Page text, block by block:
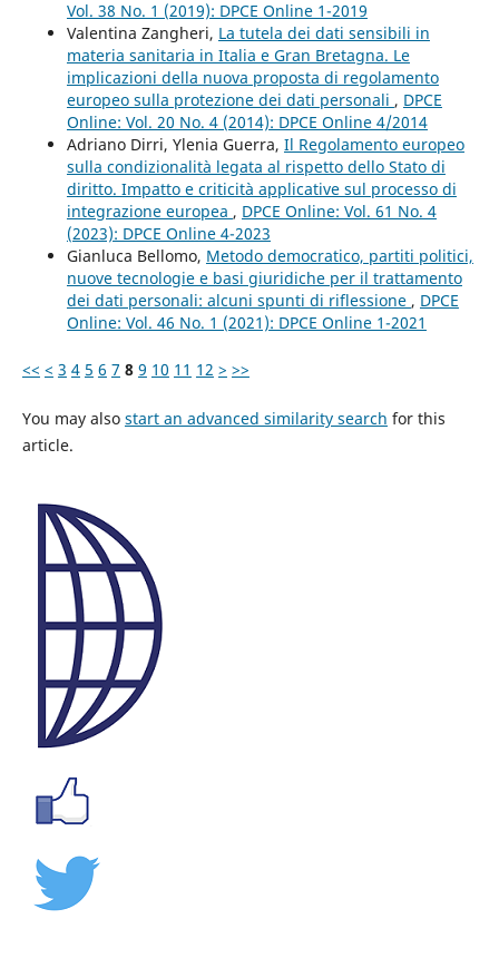
Vol. 38 No. 1 (2019): DPCE Online 1-2019
Valentina Zangheri, La tutela dei dati sensibili in
materia sanitaria in Italia e Gran Bretagna. Le
implicazioni della nuova proposta di regolamento
europeo sulla protezione dei dati personali , DPCE
Online: Vol. 20 No. 4 (2014): DPCE Online 4/2014
Adriano Dirri, Ylenia Guerra, Il Regolamento europeo
sulla condizionalità legata al rispetto dello Stato di
diritto. Impatto e criticità applicative sul processo di
integrazione europea , DPCE Online: Vol. 61 No. 4
(2023): DPCE Online 4-2023
Gianluca Bellomo, Metodo democratico, partiti politici,
nuove tecnologie e basi giuridiche per il trattamento
dei dati personali: alcuni spunti di riflessione , DPCE
Online: Vol. 46 No. 1 (2021): DPCE Online 1-2021
<< < 3 4 5 6 7 8 9 10 11 12 > >>
You may also start an advanced similarity search for this
article.